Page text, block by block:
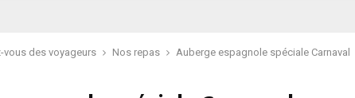
vous des voyageurs Nos repas Auberge espagnole spéciale Carnaval